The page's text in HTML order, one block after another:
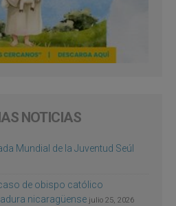
NOTICIAS
Mundial de la Juventud Seúl
de obispo católico
nicaragüense julio 25, 2026